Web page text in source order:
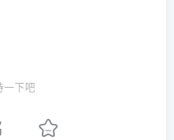
一下吧